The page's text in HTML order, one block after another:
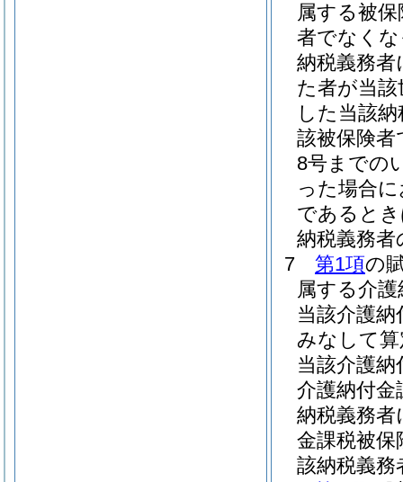
属する被
者でなく
納税義務者
た者が当
した当該
該被保険
8号までの
った場合
であると
納税義務
7
第1項の
属する介
当該介護
みなして
当該介護
介護納付
納税義務者
金課税被
該納税義